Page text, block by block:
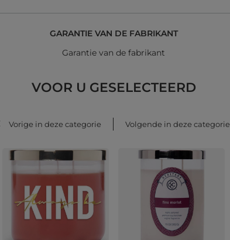
GARANTIE VAN DE FABRIKANT
Garantie van de fabrikant
VOOR U GESELECTEERD
Vorige in deze categorie Volgende in deze categorie